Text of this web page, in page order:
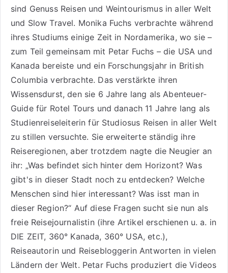
sind Genuss Reisenund Weintourismusin aller Welt
und Slow Travel. Monika Fuchs verbrachte während
ihres Studiums einige Zeit in Nordamerika, wo sie –
zum Teil gemeinsam mit Petar Fuchs – die USA und
Kanada bereiste und ein Forschungsjahr in British
Columbia verbrachte. Das verstärkte ihren
Wissensdurst, den sie 6 Jahre lang als Abenteuer-
Guide für Rotel Tours und danach 11 Jahre lang als
Studienreiseleiterin für Studiosus Reisen in aller Welt
zu stillen versuchte. Sie erweiterte ständig ihre
Reiseregionen, aber trotzdem nagte die Neugier an
ihr: „Was befindet sich hinter dem Horizont? Was
gibt's in dieser Stadt noch zu entdecken? Welche
Menschen sind hier interessant? Was isst man in
dieser Region?“ Auf diese Fragen sucht sie nun als
freie Reisejournalistin (ihre Artikel erschienen u. a. in
DIE ZEIT, 360° Kanada, 360° USA, etc.),
Reiseautorinund Reisebloggerin Antworten in vielen
Ländern der Welt. Petar Fuchs produziert die Videos